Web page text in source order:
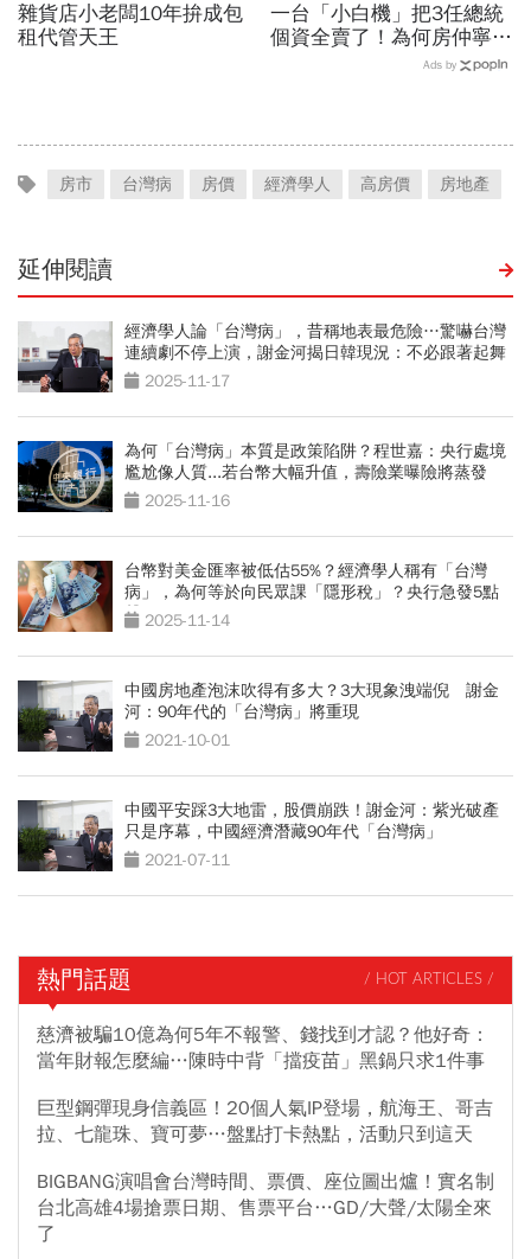
雜貨店小老闆10年拚成包
租代管天王
一台「小白機」把3任總統
個資全賣了！為何房仲寧願
靠它也不願拜訪屋主 專
Ads by
房市 台灣病 房價 經濟學人 高房價 房地產
延伸閱讀
經濟學人論「台灣病」，昔稱地表最危險…驚嚇台灣
連續劇不停上演，謝金河揭日韓現況：不必跟著起舞
2025-11-17
為何「台灣病」本質是政策陷阱？程世嘉：央行處境
尷尬像人質...若台幣大幅升值，壽險業曝險將蒸發
2025-11-16
台幣對美金匯率被低估55%？經濟學人稱有「台灣
病」，為何等於向民眾課「隱形稅」？央行急發5點
聲明2025-11-14
中國房地產泡沫吹得有多大？3大現象洩端倪 謝金
河：90年代的「台灣病」將重現
2021-10-01
中國平安踩3大地雷，股價崩跌！謝金河：紫光破產
只是序幕，中國經濟潛藏90年代「台灣病」
2021-07-11
熱門話題 / HOT ARTICLES /
慈濟被騙10億為何5年不報警、錢找到才認？他好奇：
當年財報怎麼編…陳時中背「擋疫苗」黑鍋只求1件事
巨型鋼彈現身信義區！20個人氣IP登場，航海王、哥吉
拉、七龍珠、寶可夢…盤點打卡熱點，活動只到這天
BIGBANG演唱會台灣時間、票價、座位圖出爐！實名制
台北高雄4場搶票日期、售票平台…GD/大聲/太陽全來
了